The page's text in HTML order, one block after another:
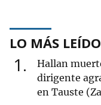
LO MÁS LEÍDO
1
Hallan
dirigente
en Tauste